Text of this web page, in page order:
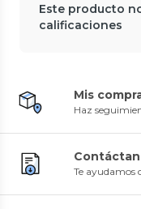
Este producto
calificaciones
Mis
Haz
Te ayudamos